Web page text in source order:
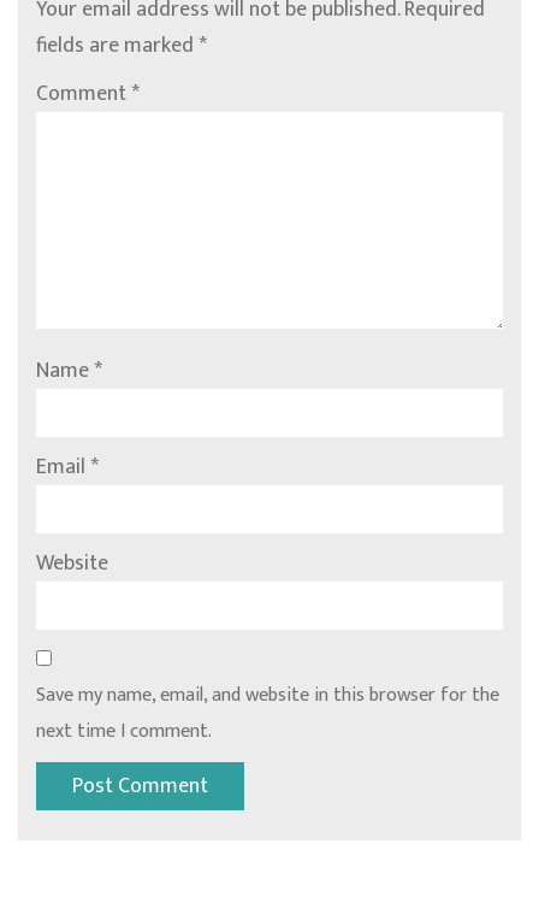
Your email address will not be published.Required
fields are marked*
Comment*
Name*
Email*
Website
Save my name, email, and website in this browser for the
next time I comment.